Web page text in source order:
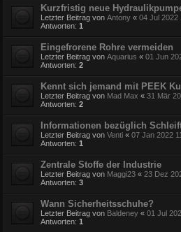
Kurzfristig neue
Letzter Beitrag von Antony « 04 Jul 2022
Antworten: 1
Eingefrorene Rohre vermeiden
Letzter Beitrag von Aquarius « 01 Jun
Antworten: 2
Kennt sich jemand mit PEEK
Letzter Beitrag von Mad Max « 31 Mär
Antworten: 2
Informationen bezüglich
Letzter Beitrag von Venti « 07 Jan 2022
Antworten: 1
Zentrale Stoffe der Industrie
Letzter Beitrag von Maggi23 « 23 Dez
Antworten: 3
Wann Sicherheitsschuhe?
Letzter Beitrag von Baldeney « 01 Jul
Antworten: 1